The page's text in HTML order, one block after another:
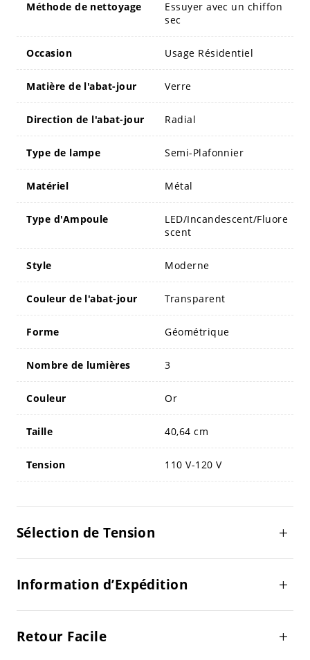
Méthode de nettoyage
Essuyer avec un chiffon
sec
Occasion Usage Résidentiel
Matière de l'abat-jour Verre
Direction de l'abat-jour Radial
Type de lampe Semi-Plafonnier
Matériel Métal
Type d'Ampoule
LED/Incandescent/Fluore
scent
Style Moderne
Couleur de l'abat-jour Transparent
Forme Géométrique
Nombre de lumières 3
Couleur Or
Taille 40,64 cm
Tension 110 V-120 V
Sélection de Tension
Information d’Expédition
Retour Facile